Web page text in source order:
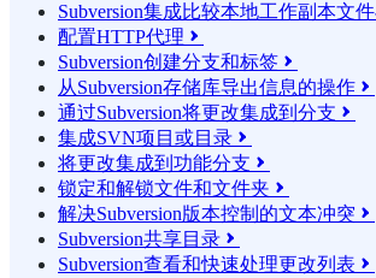
Subversion集成比较本地工作副本文
配置HTTP代理 
Subversion创建分支和标签 
从Subversion存储库导出信息的操作 
通过Subversion将更改集成到分支 
集成SVN项目或目录 
将更改集成到功能分支 
锁定和解锁文件和文件夹 
解决Subversion版本控制的文本冲突 
Subversion共享目录 
Subversion查看和快速处理更改列表 